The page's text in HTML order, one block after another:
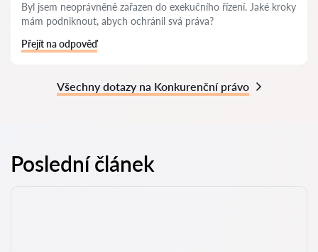
Byl jsem neoprávněně zařazen do exekučního řízení. Jaké kroky
mám podniknout, abych ochránil svá práva?
Přejít na odpověď
Všechny dotazy na Konkurenční právo
Poslední článek